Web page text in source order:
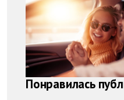
Понравилась